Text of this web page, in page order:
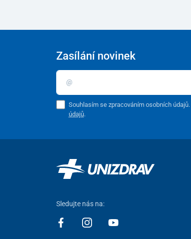
Zasílání novinek
Souhlasím se zpracováním osobních údajů.
údajů.
Sledujte nás na: